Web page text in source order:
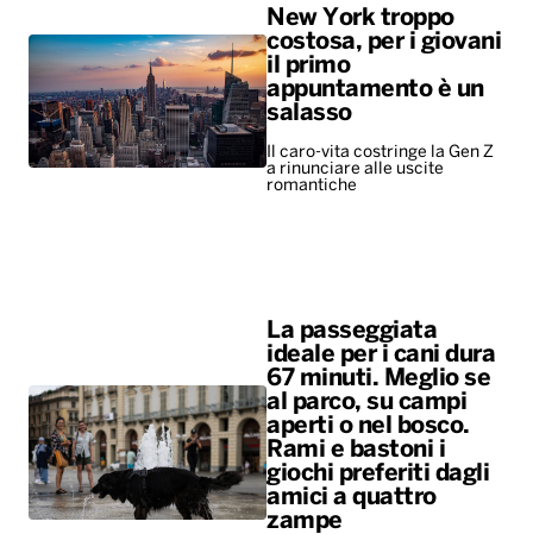
New York troppo
costosa, per i giovani
il primo
appuntamento è un
salasso
Il caro-vita costringe la Gen Z
a rinunciare alle uscite
romantiche
La passeggiata
ideale per i cani dura
67 minuti. Meglio se
al parco, su campi
aperti o nel bosco.
Rami e bastoni i
giochi preferiti dagli
amici a quattro
zampe